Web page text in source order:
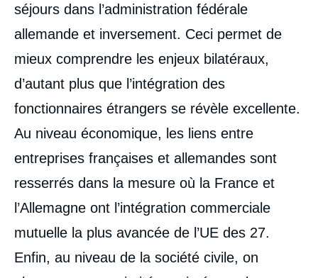
séjours dans l’administration fédérale
allemande et inversement. Ceci permet de
mieux comprendre les enjeux bilatéraux,
d’autant plus que l’intégration des
fonctionnaires étrangers se révèle excellente.
Au niveau économique, les liens entre
entreprises françaises et allemandes sont
resserrés dans la mesure où la France et
l’Allemagne ont l’intégration commerciale
mutuelle la plus avancée de l’UE des 27.
Enfin, au niveau de la société civile, on